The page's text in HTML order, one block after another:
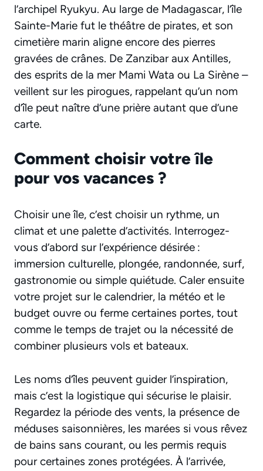
l’archipel Ryukyu. Au large de Madagascar, l’île
Sainte-Marie fut le théâtre de pirates, et son
cimetière marin aligne encore des pierres
gravées de crânes. De Zanzibar aux Antilles,
des esprits de la mer Mami Wata ou La Sirène –
veillent sur les pirogues, rappelant qu’un nom
d’île peut naître d’une prière autant que d’une
carte.
Comment choisir votre île
pour vos vacances ?
Choisir une île, c’est choisir un rythme, un
climat et une palette d’activités. Interrogez-
vous d’abord sur l’expérience désirée :
immersion culturelle, plongée, randonnée, surf,
gastronomie ou simple quiétude. Caler ensuite
votre projet sur le calendrier, la météo et le
budget ouvre ou ferme certaines portes, tout
comme le temps de trajet ou la nécessité de
combiner plusieurs vols et bateaux.
Les noms d’îles peuvent guider l’inspiration,
mais c’est la logistique qui sécurise le plaisir.
Regardez la période des vents, la présence de
méduses saisonnières, les marées si vous rêvez
de bains sans courant, ou les permis requis
pour certaines zones protégées. À l’arrivée,